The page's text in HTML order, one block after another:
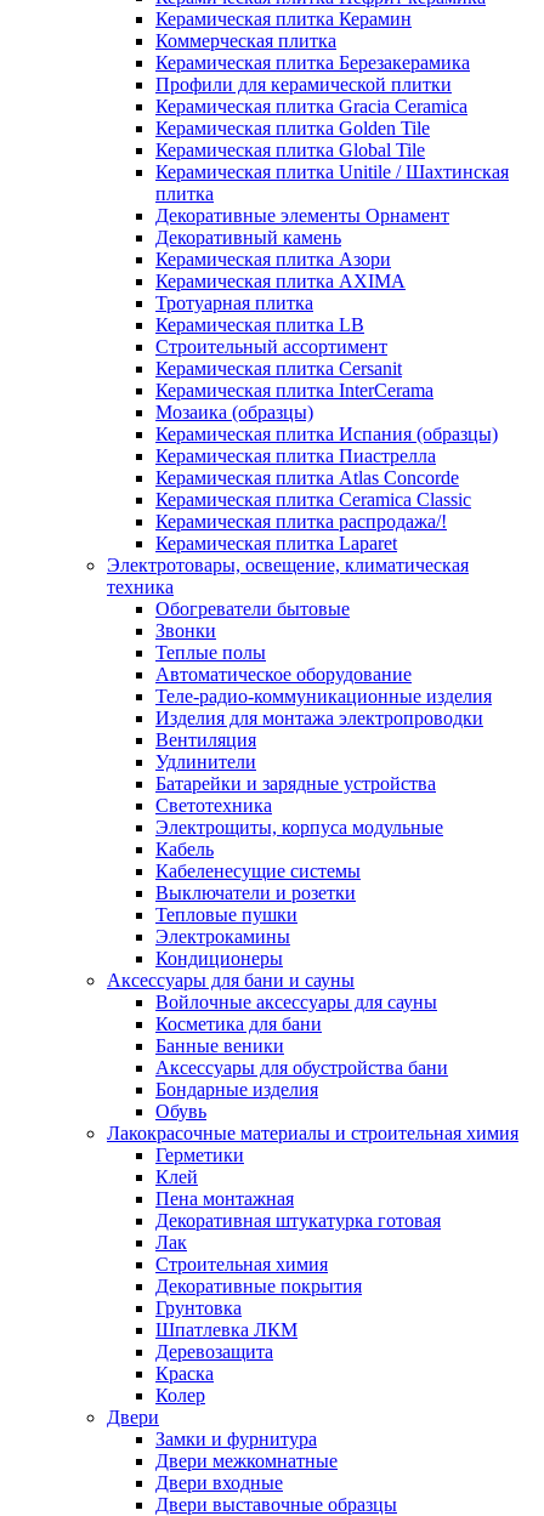
Керамическая плитка Керамин
Коммерческая плитка
Керамическая плитка Березакерамика
Профили для керамической плитки
Керамическая плитка Gracia Ceramica
Керамическая плитка Golden Tile
Керамическая плитка Global Tile
Керамическая плитка Unitile / Шахтинская
плитка
Декоративные элементы Орнамент
Декоративный камень
Керамическая плитка Азори
Керамическая плитка AXIMA
Тротуарная плитка
Керамическая плитка LB
Строительный ассортимент
Керамическая плитка Cersanit
Керамическая плитка InterCerama
Мозаика (образцы)
Керамическая плитка Испания (образцы)
Керамическая плитка Пиастрелла
Керамическая плитка Atlas Concorde
Керамическая плитка Ceramica Classic
Керамическая плитка распродажа/!
Керамическая плитка Laparet
Электротовары, освещение, климатическая
техника
Обогреватели бытовые
Звонки
Теплые полы
Автоматическое оборудование
Теле-радио-коммуникационные изделия
Изделия для монтажа электропроводки
Вентиляция
Удлинители
Батарейки и зарядные устройства
Светотехника
Электрощиты, корпуса модульные
Кабель
Кабеленесущие системы
Выключатели и розетки
Тепловые пушки
Электрокамины
Кондиционеры
Аксессуары для бани и сауны
Войлочные аксессуары для сауны
Косметика для бани
Банные веники
Аксессуары для обустройства бани
Бондарные изделия
Обувь
Лакокрасочные материалы и строительная химия
Герметики
Клей
Пена монтажная
Декоративная штукатурка готовая
Лак
Строительная химия
Декоративные покрытия
Грунтовка
Шпатлевка ЛКМ
Деревозащита
Краска
Колер
Двери
Замки и фурнитура
Двери межкомнатные
Двери входные
Двери выставочные образцы